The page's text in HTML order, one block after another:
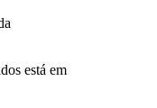
está em